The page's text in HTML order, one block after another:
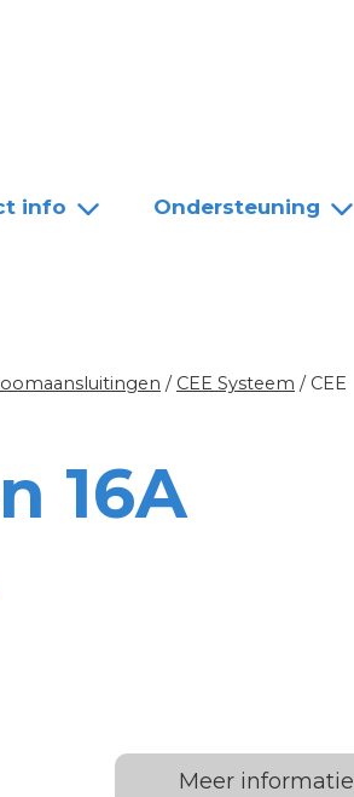
info Ondersteuning
/ CEE Systeem / CEE
16A
Meer informatie